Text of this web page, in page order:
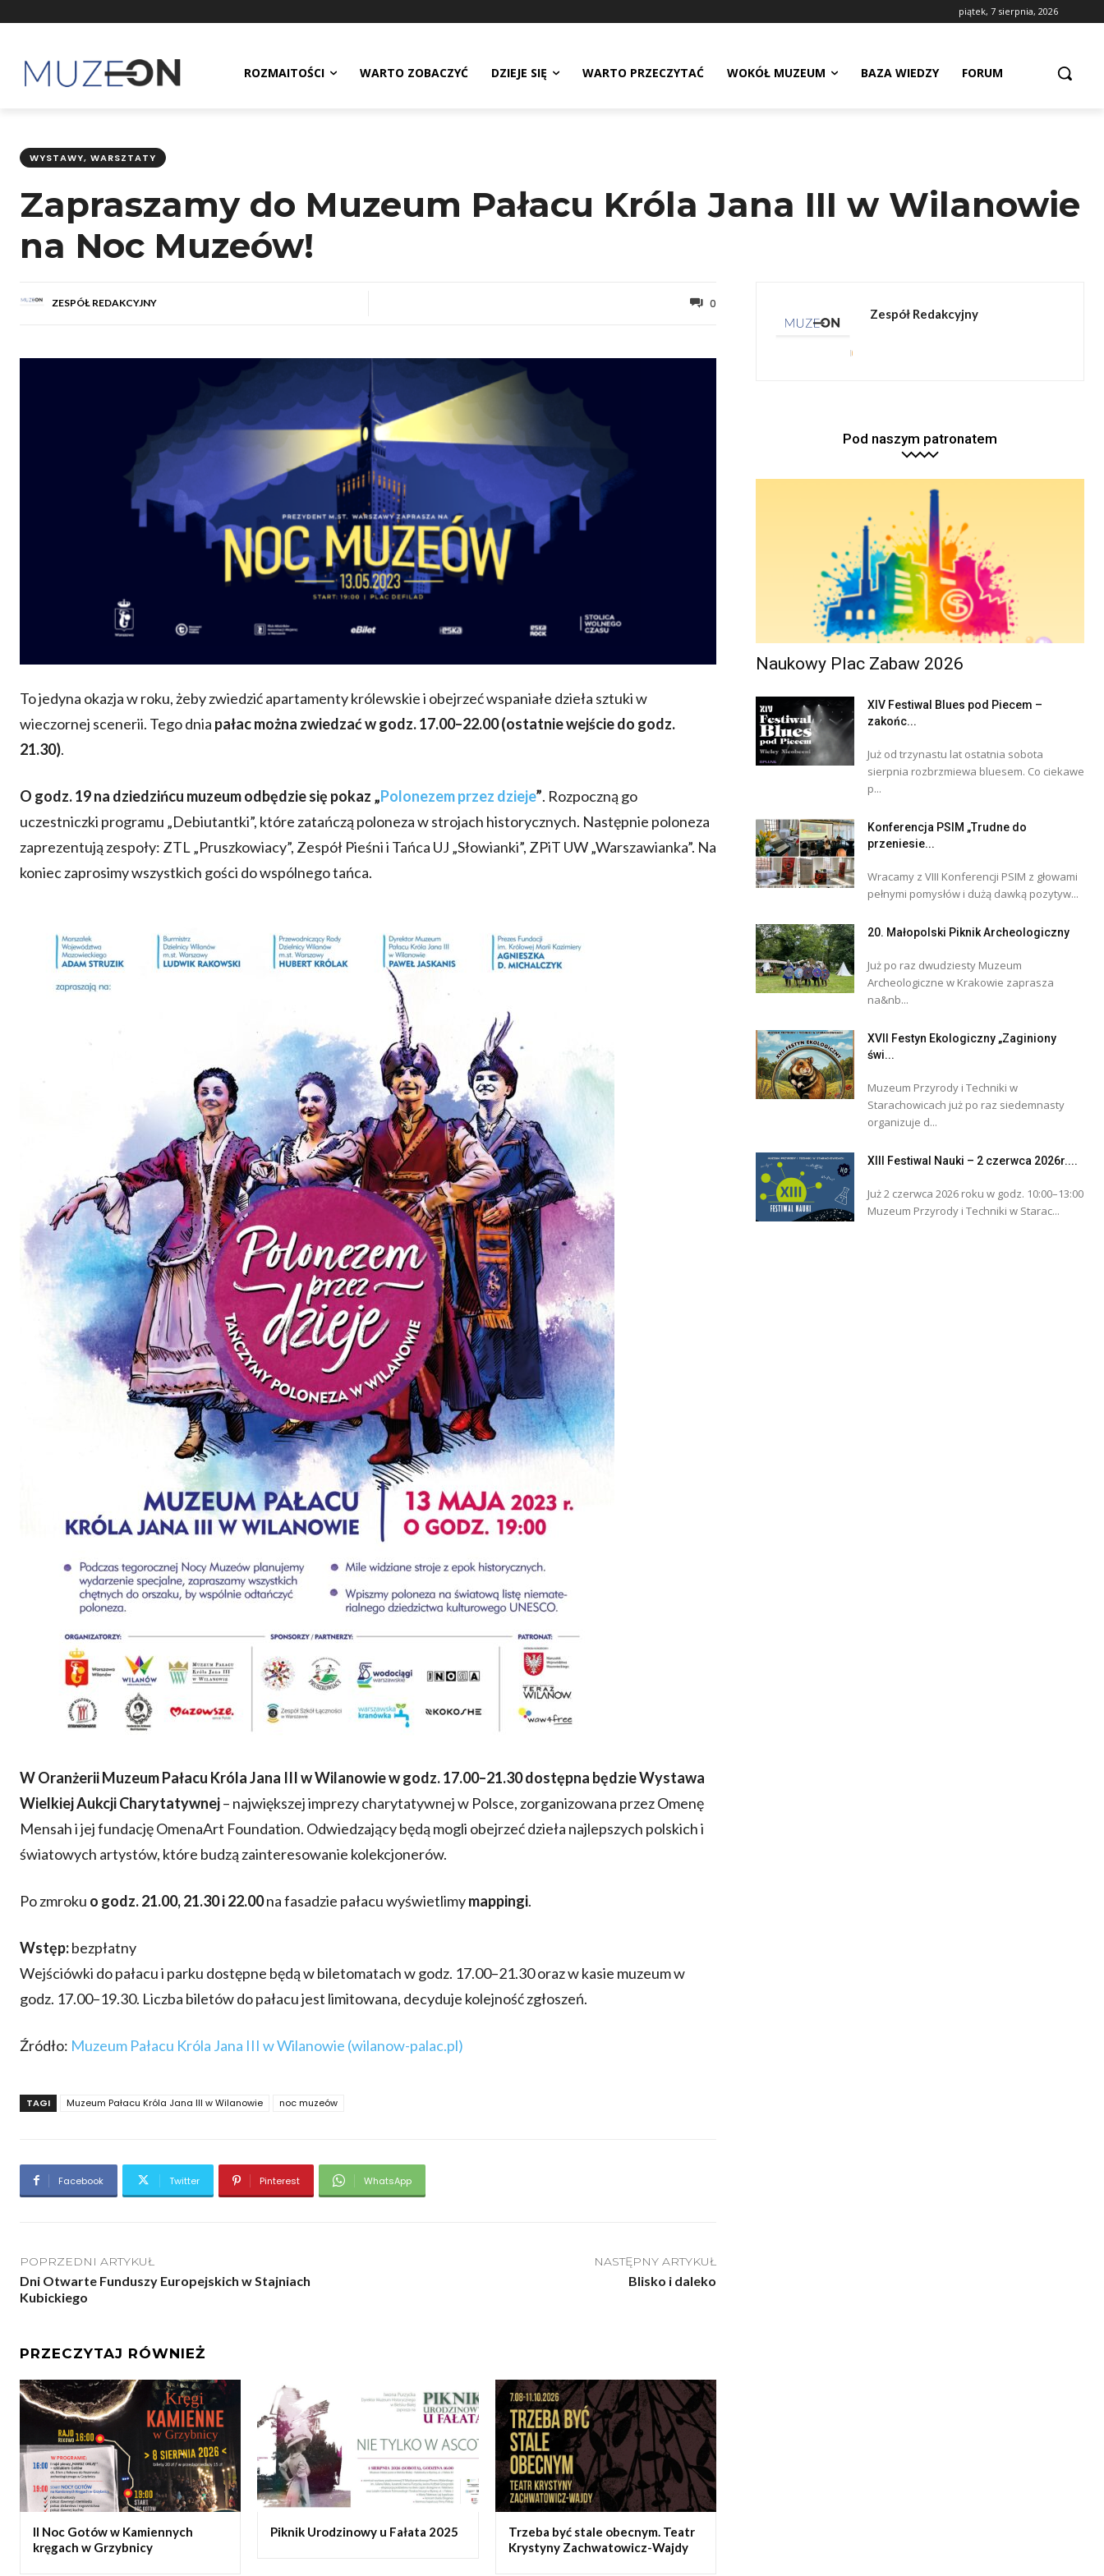
piątek, 7 sierpnia, 2026
ROZMAITOŚCI WARTO ZOBACZYĆ DZIEJE SIĘ WARTO PRZECZYTAĆ WOKÓŁ MUZEUM BAZA WIEDZY FORUM
WYSTAWY, WARSZTATY
Zapraszamy do Muzeum Pałacu Króla Jana III w Wilanowie
na Noc Muzeów!
ZESPÓŁ REDAKCYJNY 0
To jedyna okazja w roku, żeby zwiedzić apartamenty królewskie i obejrzeć wspaniałe dzieła sztuki w
wieczornej scenerii. Tego dnia pałac można zwiedzać w godz. 17.00–22.00 (ostatnie wejście do godz.
21.30).
O godz. 19 na dziedzińcu muzeum odbędzie się pokaz „Polonezem przez dzieje”. Rozpoczną go
uczestniczki programu „Debiutantki”, które zatańczą poloneza w strojach historycznych. Następnie poloneza
zaprezentują zespoły: ZTL „Pruszkowiacy”, Zespół Pieśni i Tańca UJ „Słowianki”, ZPiT UW „Warszawianka”. Na
koniec zaprosimy wszystkich gości do wspólnego tańca.
W Oranżerii Muzeum Pałacu Króla Jana III w Wilanowie w godz. 17.00–21.30 dostępna będzie Wystawa
Wielkiej Aukcji Charytatywnej– największej imprezy charytatywnej w Polsce, zorganizowana przez Omenę
Mensah i jej fundację OmenaArt Foundation. Odwiedzający będą mogli obejrzeć dzieła najlepszych polskich i
światowych artystów, które budzą zainteresowanie kolekcjonerów.
Po zmroku o godz. 21.00, 21.30 i 22.00na fasadzie pałacu wyświetlimymappingi.
Wstęp:bezpłatny
Wejściówki do pałacu i parku dostępne będą w biletomatach w godz. 17.00–21.30 oraz w kasie muzeum w
godz. 17.00–19.30. Liczba biletów do pałacu jest limitowana, decyduje kolejność zgłoszeń.
Źródło: Muzeum Pałacu Króla Jana III w Wilanowie (wilanow-palac.pl)
TAGI Muzeum Pałacu Króla Jana III w Wilanowie noc muzeów
Facebook Twitter Pinterest WhatsApp
POPRZEDNI ARTYKUŁ
Dni Otwarte Funduszy Europejskich w Stajniach
Kubickiego
NASTĘPNY ARTYKUŁ
Blisko i daleko
PRZECZYTAJ RÓWNIEŻ
II Noc Gotów w Kamiennych
kręgach w Grzybnicy
Piknik Urodzinowy u Fałata 2025
Trzeba być stale obecnym. Teatr
Krystyny Zachwatowicz-Wajdy
Zespół Redakcyjny
Pod naszym patronatem
Naukowy Plac Zabaw 2026
XIV Festiwal Blues pod Piecem –
zakońc...
Już od trzynastu lat ostatnia sobota
sierpnia rozbrzmiewa bluesem. Co ciekawe
p...
Konferencja PSIM „Trudne do
przeniesie...
Wracamy z VIII Konferencji PSIM z głowami
pełnymi pomysłów i dużą dawką pozytyw...
20. Małopolski Piknik Archeologiczny
Już po raz dwudziesty Muzeum
Archeologiczne w Krakowie zaprasza
na&nb...
XVII Festyn Ekologiczny „Zaginiony
świ...
Muzeum Przyrody i Techniki w
Starachowicach już po raz siedemnasty
organizuje d...
XIII Festiwal Nauki – 2 czerwca 2026r....
Już 2 czerwca 2026 roku w godz. 10:00–13:00
Muzeum Przyrody i Techniki w Starac...